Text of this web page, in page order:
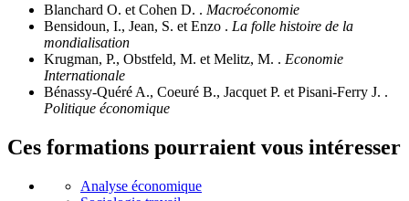
Blanchard O. et Cohen D. . Macroéconomie
Bensidoun, I., Jean, S. et Enzo . La folle histoire de la
mondialisation
Krugman, P., Obstfeld, M. et Melitz, M. . Economie
Internationale
Bénassy-Quéré A., Coeuré B., Jacquet P. et Pisani-Ferry J. .
Politique économique
Ces formations pourraient vous intéresser
Analyse économique